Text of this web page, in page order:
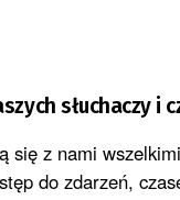
słuchaczy i
się z nami
do zdarzeń,